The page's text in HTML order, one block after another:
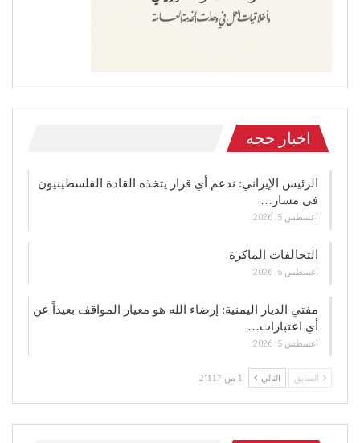
اخبار حجه
الرئيس الإيراني: ندعم أي قرار يتخذه القادة الفلسطينيون
في مسار…
أغسطس 5, 2026
التحالفات الماكرة
أغسطس 5, 2026
مفتي الديار اليمنية: إرضاء الله هو معيار المواقف بعيداً عن
أي اعتبارات…
أغسطس 5, 2026
السابق التالي 1 من 2٬117